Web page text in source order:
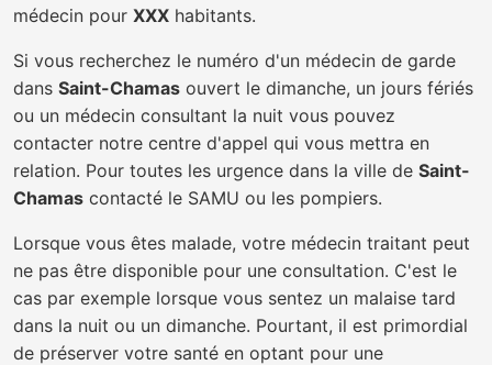
médecin pour XXX habitants.
Si vous recherchez le numéro d'un médecin de garde
dans Saint-Chamas ouvert le dimanche, un jours fériés
ou un médecin consultant la nuit vous pouvez
contacter notre centre d'appel qui vous mettra en
relation. Pour toutes les urgence dans la ville de Saint-
Chamas contacté le SAMU ou les pompiers.
Lorsque vous êtes malade, votre médecin traitant peut
ne pas être disponible pour une consultation. C'est le
cas par exemple lorsque vous sentez un malaise tard
dans la nuit ou un dimanche. Pourtant, il est primordial
de préserver votre santé en optant pour une